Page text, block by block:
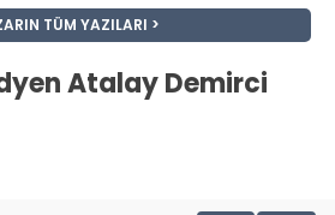
TÜM YAZILARI
Atalay Demirci